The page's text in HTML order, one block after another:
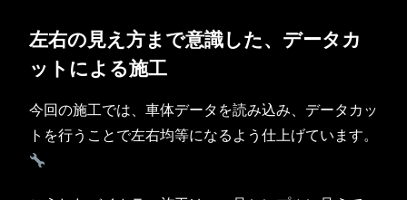
左右の見え方まで意識した、データカ
ットによる施工
今回の施工では、車体データを読み込み、データカッ
トを行うことで左右均等になるよう仕上げています。